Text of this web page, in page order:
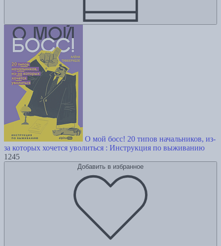
О мой босс! 20 типов начальников, из-
за которых хочется уволиться : Инструкция по выживанию
1245
Добавить в избранное